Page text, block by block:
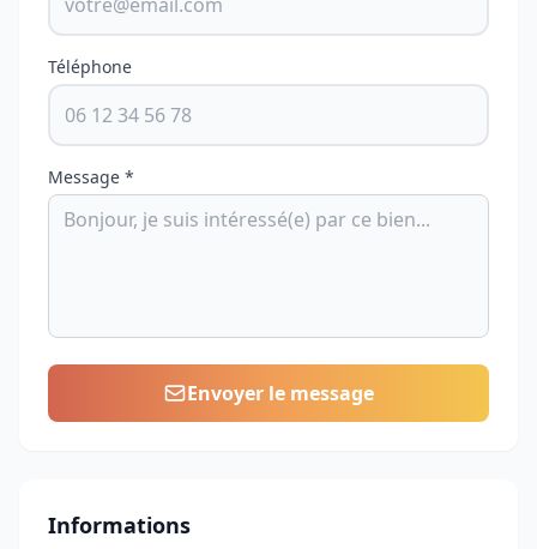
Téléphone
Message *
Envoyer le message
Informations